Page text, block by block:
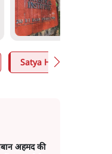
Satya Hindi
अहमद की